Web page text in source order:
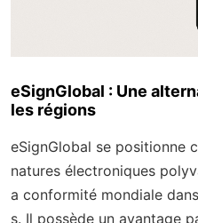
eSignGlobal : Une
les régions
eSignGlobal se positionne
natures électroniques
a conformité mondiale
s. Il possède un avantage